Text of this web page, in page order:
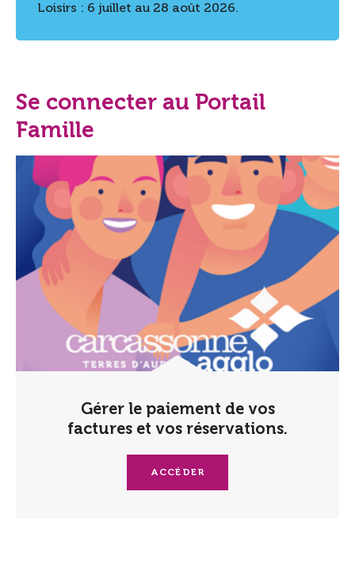
Loisirs : 6 juillet au 28 août 2026.
Se connecter au Portail
Famille
Gérer le paiement de vos
factures et vos réservations.
ACCÉDER